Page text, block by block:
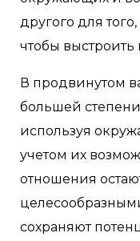
другого для
чтобы выстроить
В продвинутом
большей
используя
учетом их
отношения
сохраняют